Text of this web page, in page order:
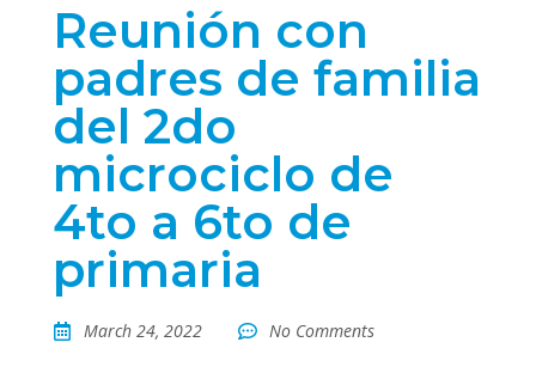
Reunión con
padres de familia
del 2do
microciclo de
4to a 6to de
primaria
March 24, 2022 No Comments